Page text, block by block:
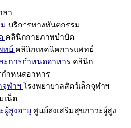
ลา
บริการทางทันตกรรม
คลินิกกายภาพบำบัด
ทย์ คลินิกเทคนิคการแพทย์
การกำหนดอาหาร คลินิก
ำหนดอาหาร
จุฬาฯ โรงพยาบาลสัตว์เล็กจุฬาฯ
เน็ต
ผู้สูงอายุ ศูนย์ส่งเสริมสุขภาวะผู้สูง